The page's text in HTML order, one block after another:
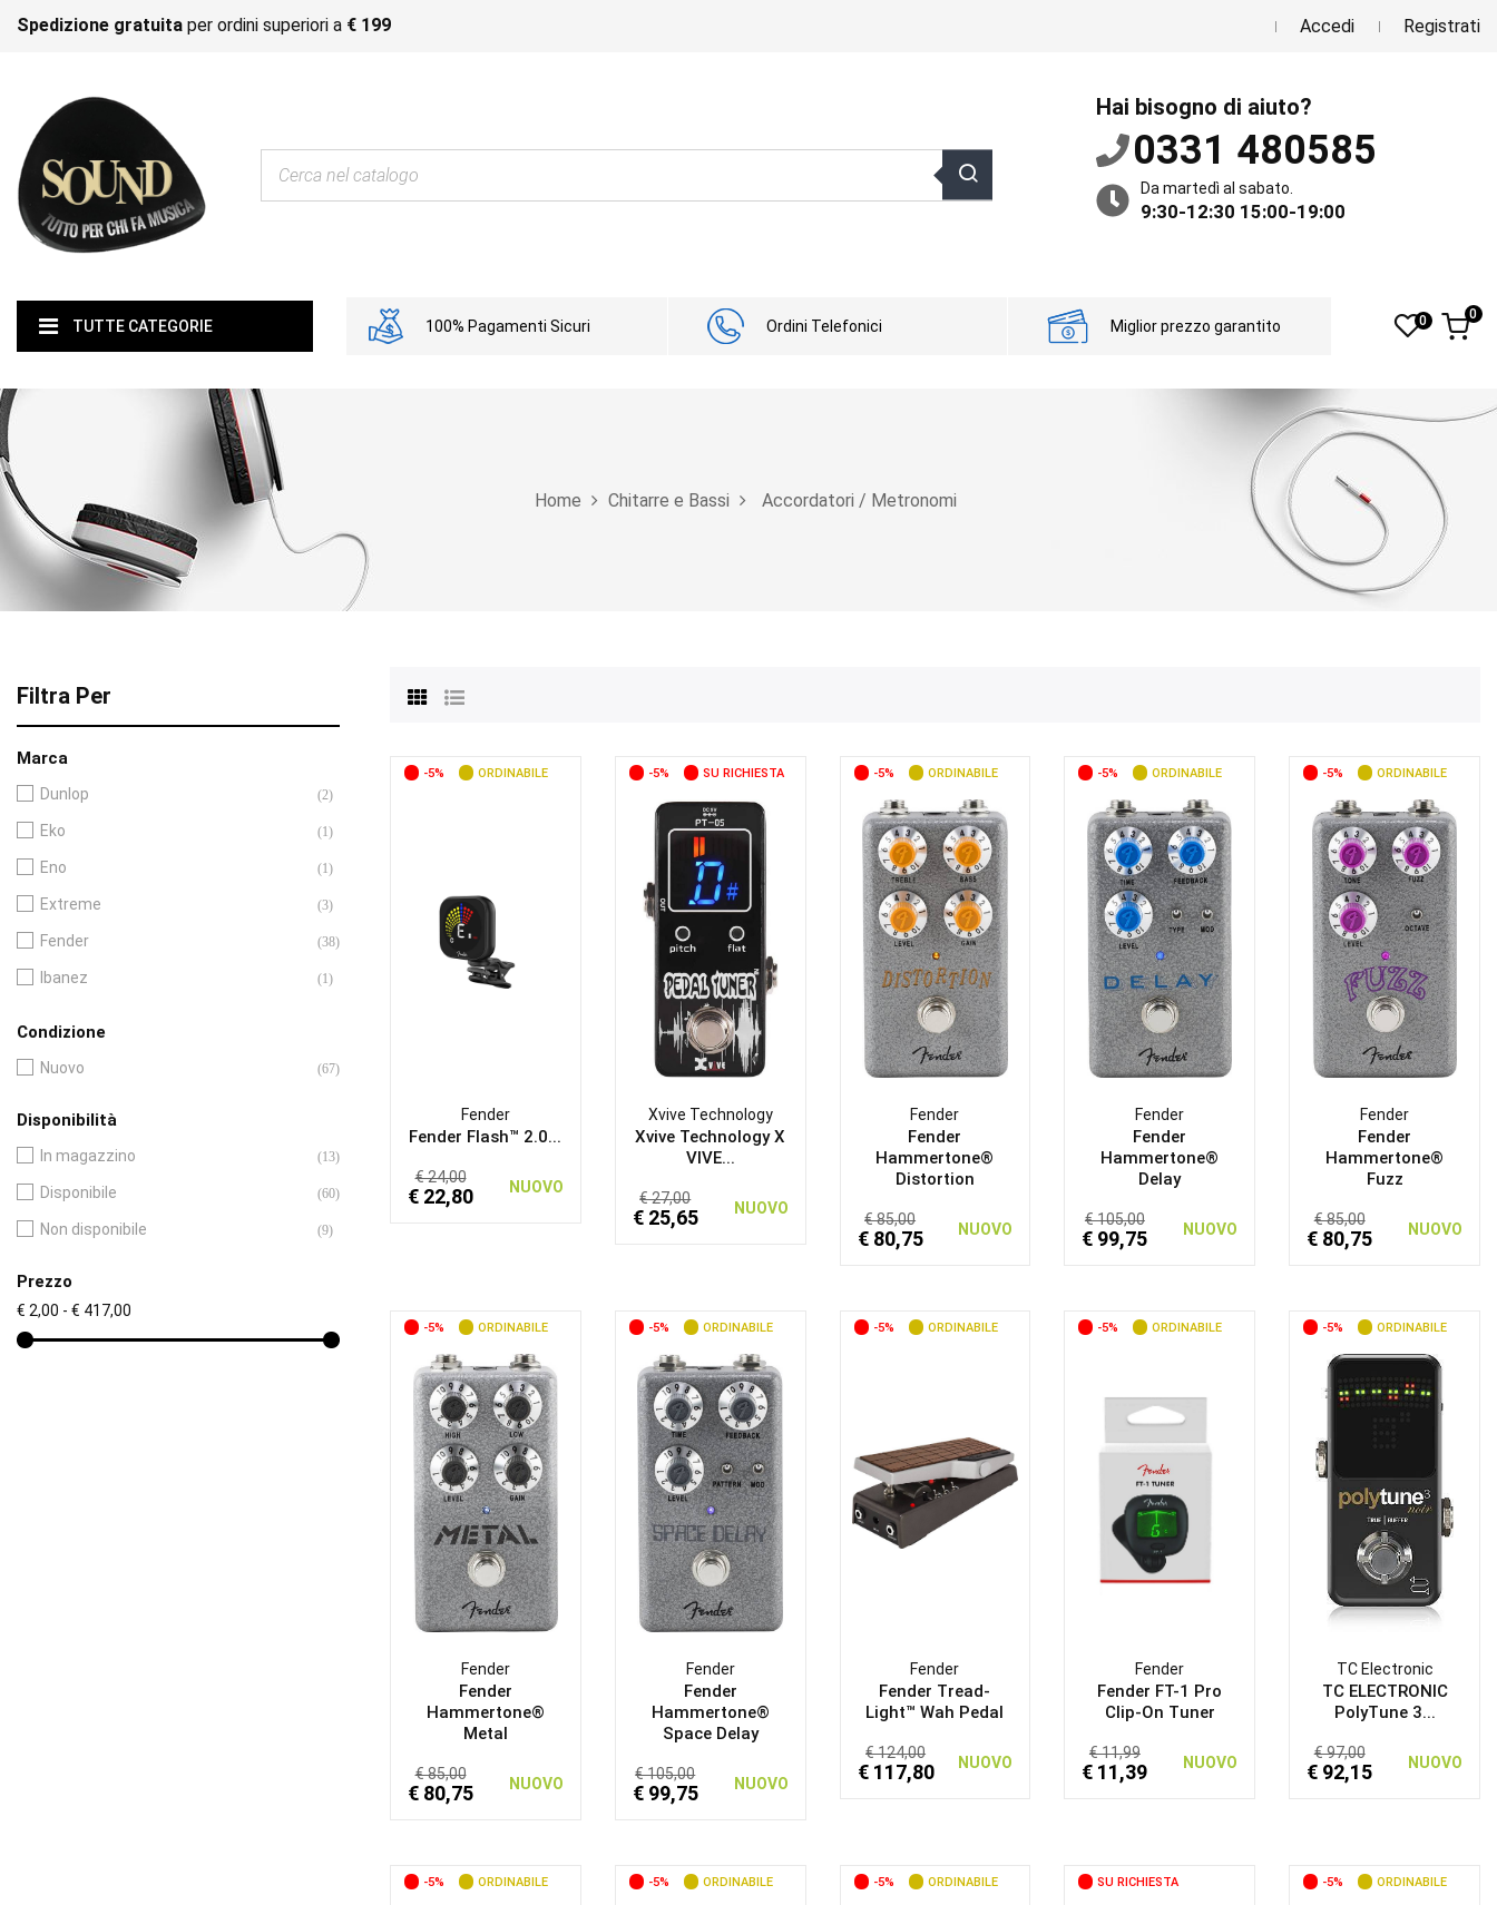
Spedizione gratuita per ordini superiori a € 199 Accedi Registrati
Hai bisogno di aiuto?
0331 480585
Da martedì al sabato.
9:30-12:30 15:00-19:00
TUTTE CATEGORIE 100% Pagamenti Sicuri Ordini Telefonici Miglior prezzo garantito 0 0
Home Chitarre e Bassi Accordatori / Metronomi
Filtra Per
Marca
Dunlop (2)
Eko (1)
Eno (1)
Extreme (3)
Fender (38)
Ibanez (1)
RockBag by Warwick
TC Electronic (1)
Xvive Technology (1)
Zoom (1)
Condizione
Nuovo (67)
Disponibilità
In magazzino (13)
Disponibile (60)
Non disponibile (9)
Prezzo
€ 2,00 - € 417,00
-5% ORDINABILE
Fender
Fender Flash™ 2.0...
€ 24,00
€ 22,80 NUOVO
-5% SU RICHIESTA
Xvive Technology
Xvive Technology X
VIVE...
€ 27,00
€ 25,65 NUOVO
-5% ORDINABILE
Fender
Fender
Hammertone®
Distortion
€ 85,00
€ 80,75 NUOVO
-5% ORDINABILE
Fender
Fender
Hammertone®
Delay
€ 105,00
€ 99,75 NUOVO
-5% ORDINABILE
Fender
Fender
Hammertone®
Fuzz
€ 85,00
€ 80,75 NUOVO
-5% ORDINABILE
Fender
Fender
Hammertone®
Metal
€ 85,00
€ 80,75 NUOVO
-5% ORDINABILE
Fender
Fender
Hammertone®
Space Delay
€ 105,00
€ 99,75 NUOVO
-5% ORDINABILE
Fender
Fender Tread-
Light™ Wah Pedal
€ 124,00
€ 117,80 NUOVO
-5% ORDINABILE
Fender
Fender FT-1 Pro
Clip-On Tuner
€ 11,99
€ 11,39 NUOVO
-5% ORDINABILE
TC Electronic
TC ELECTRONIC
PolyTune 3...
€ 97,00
€ 92,15 NUOVO
-5% ORDINABILE -5% ORDINABILE -5% ORDINABILE SU RICHIESTA -5% ORDINABILE